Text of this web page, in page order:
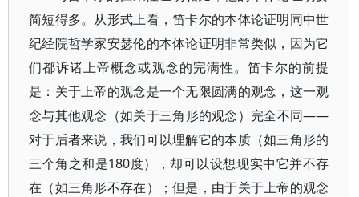
简短得多。从形式上看，笛卡尔的本体论证明同中世
纪经院哲学家安瑟伦的本体论证明非常类似，因为它
们都诉诸上帝概念或观念的完满性。笛卡尔的前提
是：关于上帝的观念是一个无限圆满的观念，这一观
念与其他观念（如关于三角形的观念）完全不同——
对于后者来说，我们可以理解它的本质（如三角形的
三个角之和是180度），却可以设想现实中它并不存
在（如三角形不存在）；但是，由于关于上帝的观念